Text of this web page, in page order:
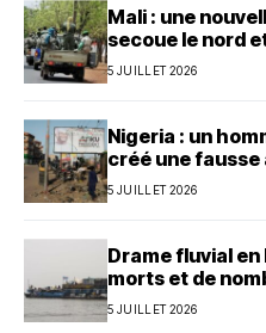
Mali : une
secoue le nord
5 JUILLET 2026
Nigeria : un
créé une
5 JUILLET 2026
Drame fluvial en
morts et de
5 JUILLET 2026